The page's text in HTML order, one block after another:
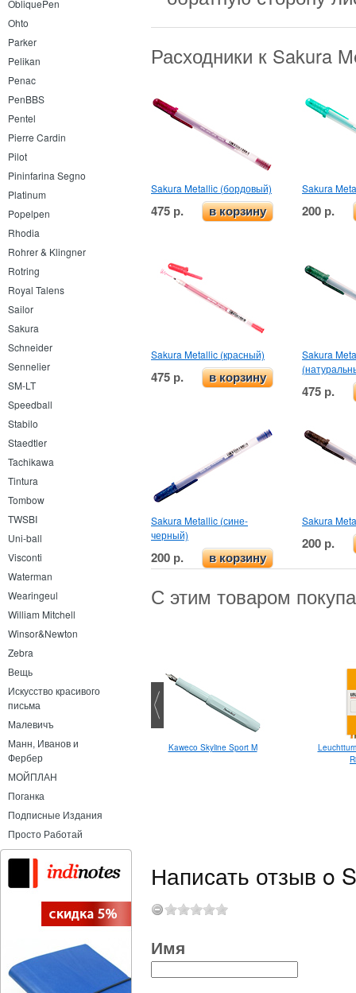
ObliquePen
Ohto
Parker
Pelikan
Penac
PenBBS
Pentel
Pierre Cardin
Pilot
Pininfarina Segno
Platinum
Popelpen
Rhodia
Rohrer & Klingner
Rotring
Royal Talens
Sailor
Sakura
Schneider
Sennelier
SM-LT
Speedball
Stabilo
Staedtler
Tachikawa
Tintura
Tombow
TWSBI
Uni-ball
Visconti
Waterman
Wearingeul
William Mitchell
Winsor&Newton
Zebra
Вещь
Искусство красивого
письма
Малевичъ
Манн, Иванов и
Фербер
МОЙПЛАН
Поганка
Подписные Издания
Просто Работай
Расходники к Sakura
Sakura Metallic (бордовый)
475 р. в корзину
Sakura
200 р.
Sakura Metallic (красный)
475 р. в корзину
Sakura
475 р.
Sakura Metallic (сине-
черный)
200 р. в корзину
Sakura
200 р.
С этим товаром
Kaweco Skyline Sport M
Написать отзыв o
Имя